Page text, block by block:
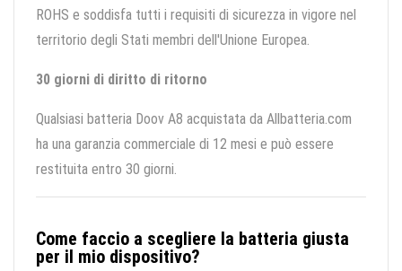
ROHS e soddisfa tutti i requisiti di sicurezza in vigore nel
territorio degli Stati membri dell'Unione Europea.
30 giorni di diritto di ritorno
Qualsiasi batteria Doov A8 acquistata da Allbatteria.com
ha una garanzia commerciale di 12 mesi e può essere
restituita entro 30 giorni.
Come faccio a scegliere la batteria giusta
per il mio dispositivo?